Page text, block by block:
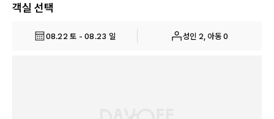
객실 선택
08.22 토 - 08.23 일 성인 2, 아동 0